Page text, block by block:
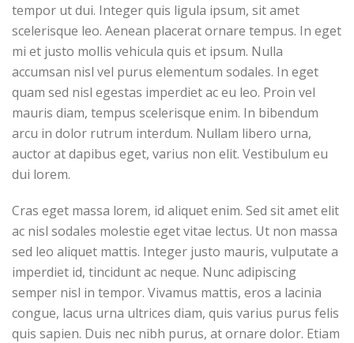
tempor ut dui. Integer quis ligula ipsum, sit amet
scelerisque leo. Aenean placerat ornare tempus. In eget
mi et justo mollis vehicula quis et ipsum. Nulla
accumsan nisl vel purus elementum sodales. In eget
quam sed nisl egestas imperdiet ac eu leo. Proin vel
mauris diam, tempus scelerisque enim. In bibendum
arcu in dolor rutrum interdum. Nullam libero urna,
auctor at dapibus eget, varius non elit. Vestibulum eu
dui lorem.
Cras eget massa lorem, id aliquet enim. Sed sit amet elit
ac nisl sodales molestie eget vitae lectus. Ut non massa
sed leo aliquet mattis. Integer justo mauris, vulputate a
imperdiet id, tincidunt ac neque. Nunc adipiscing
semper nisl in tempor. Vivamus mattis, eros a lacinia
congue, lacus urna ultrices diam, quis varius purus felis
quis sapien. Duis nec nibh purus, at ornare dolor. Etiam